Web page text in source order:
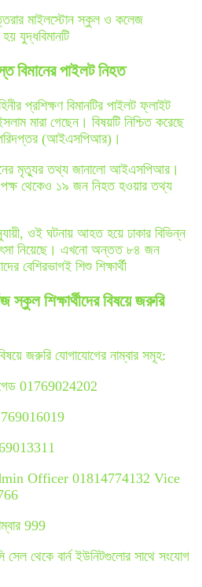
মাইলস্টোন স্কুল ও কলেজ
যুদ্ধবিমানটি
বিমানের পাইলট নিহত
প্রশিক্ষণ বিমানটির পাইলট ফ্লাইট
মারা গেছেন। বিষয়টি নিশ্চিত করেছে
(আইএসপিআর)।
মৃত্যুর তথ্য জানালো আইএসপিআর।
পক্ষ থেকেও ১৯ জন নিহত হওয়ার তথ্য
ওই ঘটনায় আহত হয়ে ঢাকার বিভিন্ন
নিয়েছে। এখনো অন্তত ৮৪ জন
বেশিরভাগই শিশু শিক্ষার্থী
স্কুল শিক্ষার্থীদের বিষয়ে জরুরি
জরুরি যোগাযোগের নাম্বার সমূহ:
01769024202
Officer 01814774132‬ Vice
999
সেল থেকে বার্ন ইউনিটগুলোর সাথে সংযোগ